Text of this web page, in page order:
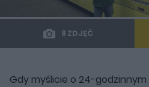
8 ZDJĘĆ
Gdy myślicie o 24-godzinnym